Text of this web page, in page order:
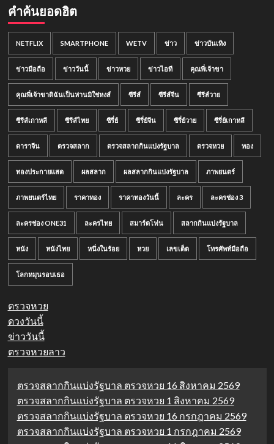
คำค้นยอดฮิต
NETFLIX SMARTPHONE WETV ข่าว ข่าวบันเทิง
ข่าวมือถือ ข่าววันนี้ ข่าวหวย ข่าวไอที คุณพี่เจ้าขา
คุณพี่เจ้าขาดิฉันเป็นห่านมิใช่หงส์ ซีรีส์ ซีรีส์จีน ซีรีส์วาย
ซีรีส์เกาหลี ซีรีส์ไทย ซีรี่ย์ ซีรี่ย์จีน ซีรี่ย์วาย ซีรี่ย์เกาหลี
ดาราจีน ตรวจสลาก ตรวจสลากกินแบ่งรัฐบาล ตรวจหวย ทอง
ทองประกายแสด ผลสลาก ผลสลากกินแบ่งรัฐบาล ภาพยนตร์
ภาพยนตร์ไทย ราคาทอง ราคาทองวันนี้ ละคร ละครช่อง 3
ละครช่อง ONE31 ละครไทย สมาร์ตโฟน สลากกินแบ่งรัฐบาล
หนัง หนังไทย หนึ่งในร้อย หวย เลขเด็ด โทรศัพท์มือถือ
โลกหมุนรอบเธอ
ตรวจหวย
ดวงวันนี้
ข่าววันนี้
ตรวจหวยลาว
ตรวจสลากกินแบ่งรัฐบาล ตรวจหวย 16 สิงหาคม 2569
ตรวจสลากกินแบ่งรัฐบาล ตรวจหวย 1 สิงหาคม 2569
ตรวจสลากกินแบ่งรัฐบาล ตรวจหวย 16 กรกฎาคม 2569
ตรวจสลากกินแบ่งรัฐบาล ตรวจหวย 1 กรกฎาคม 2569